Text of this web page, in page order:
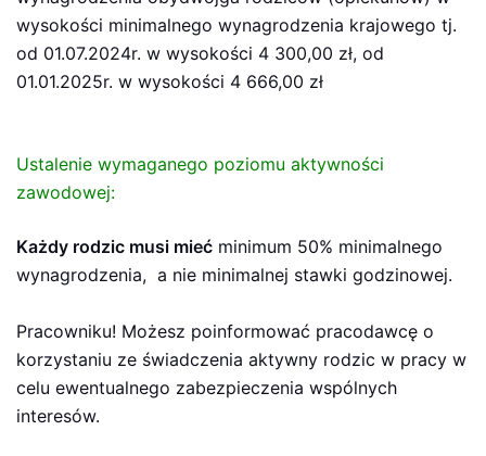
wysokości minimalnego wynagrodzenia krajowego tj.
od 01.07.2024r. w wysokości 4 300,00 zł, od
01.01.2025r. w wysokości 4 666,00 zł
Ustalenie wymaganego poziomu aktywności
zawodowej:
Każdy rodzic musi mieć minimum 50% minimalnego
wynagrodzenia, a nie minimalnej stawki godzinowej.
Pracowniku! Możesz poinformować pracodawcę o
korzystaniu ze świadczenia aktywny rodzic w pracy w
celu ewentualnego zabezpieczenia wspólnych
interesów.